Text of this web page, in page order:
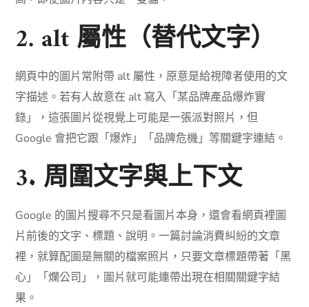
2. alt 屬性（替代文字）
網頁中的圖片常附帶 alt 屬性，原意是給視障者使用的文
字描述。若有人故意在 alt 寫入「某品牌產品爆炸實
錄」，這張圖片從視覺上可能是一張派對照片，但
Google 會把它跟「爆炸」「品牌危機」等關鍵字連結。
3. 周圍文字與上下文
Google 的圖片搜尋不只是看圖片本身，還會看網頁裡圖
片前後的文字、標題、說明。一篇討論消費糾紛的文章
裡，就算配圖是無關的檔案照片，只要文章標題帶著「黑
心」「爛公司」，圖片就可能連帶出現在相關關鍵字結
果。